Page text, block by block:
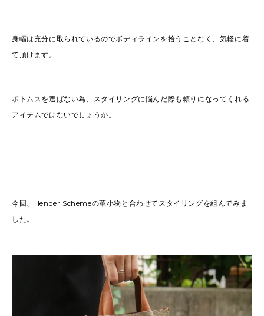
身幅は充分に取られているのでボディラインを拾うことなく、気軽に着
て頂けます。
ボトムスを選ばない為、スタイリングに悩んだ際も頼りになってくれる
アイテムではないでしょうか。
今回、Hender Schemeの革小物と合わせてスタイリングを組んでみま
した。